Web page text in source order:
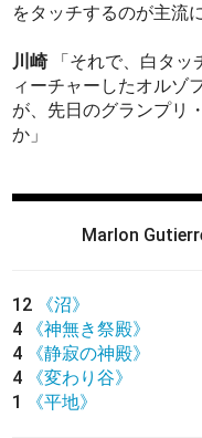
をタッチするのが主流
川崎「それで、白タッ
ィーチャーしたオルゾ
が、先日のグランプリ
か」
Marlon
12
《沼》
4
《神無き祭殿》
4
《静寂の神殿》
4
《変わり谷》
1
《平地》